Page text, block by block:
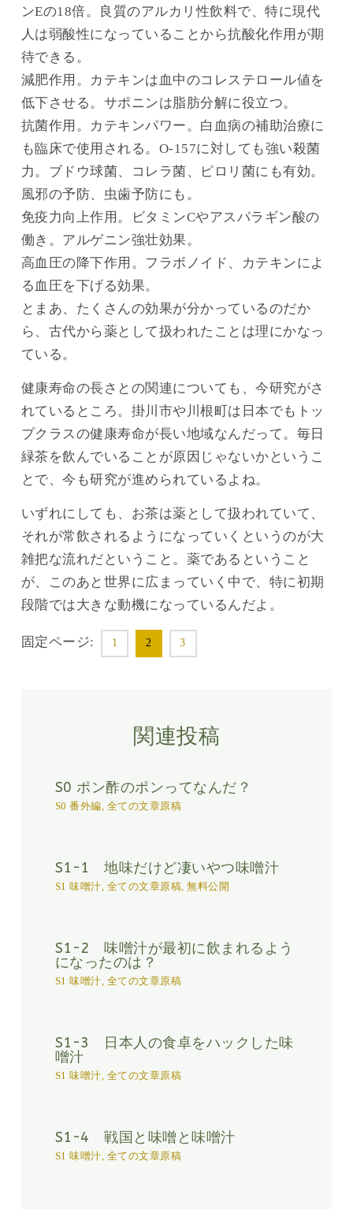
ンEの18倍。良質のアルカリ性飲料で、特に現代
人は弱酸性になっていることから抗酸化作用が期
待できる。
減肥作用。カテキンは血中のコレステロール値を
低下させる。サポニンは脂肪分解に役立つ。
抗菌作用。カテキンパワー。白血病の補助治療に
も臨床で使用される。O-157に対しても強い殺菌
力。ブドウ球菌、コレラ菌、ピロリ菌にも有効。
風邪の予防、虫歯予防にも。
免疫力向上作用。ビタミンCやアスパラギン酸の
働き。アルゲニン強壮効果。
高血圧の降下作用。フラボノイド、カテキンによ
る血圧を下げる効果。
とまあ、たくさんの効果が分かっているのだか
ら、古代から薬として扱われたことは理にかなっ
ている。
健康寿命の長さとの関連についても、今研究がさ
れているところ。掛川市や川根町は日本でもトッ
プクラスの健康寿命が長い地域なんだって。毎日
緑茶を飲んでいることが原因じゃないかというこ
とで、今も研究が進められているよね。
いずれにしても、お茶は薬として扱われていて、
それが常飲されるようになっていくというのが大
雑把な流れだということ。薬であるということ
が、このあと世界に広まっていく中で、特に初期
段階では大きな動機になっているんだよ。
固定ページ: 1 2 3
関連投稿
S0 ポン酢のポンってなんだ？
S0 番外編, 全ての文章原稿
S1-1 地味だけど凄いやつ味噌汁
S1 味噌汁, 全ての文章原稿,無料公開
S1-2 味噌汁が最初に飲まれるよう
になったのは？
S1 味噌汁, 全ての文章原稿
S1-3 日本人の食卓をハックした味
噌汁
S1 味噌汁, 全ての文章原稿
S1-4 戦国と味噌と味噌汁
S1 味噌汁, 全ての文章原稿